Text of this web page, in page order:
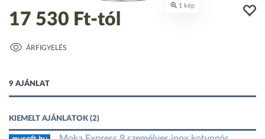
17 530 Ft-tól
ÁRFIGYELÉS
9 AJÁNLAT
KIEMELT AJÁNLATOK (2)